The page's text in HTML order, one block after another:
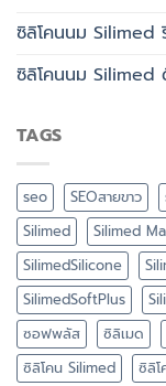
ซิลิโคนนม Silimed
ซิลิโคนนม Silimed
TAGS
seo SEOสายขาว
Silimed
Silimed
SilimedSilicone
SilimedSoftPlus
ซอฟพลัส
ซิลิเมด
ซิลิโคน Silimed
ซิลิ